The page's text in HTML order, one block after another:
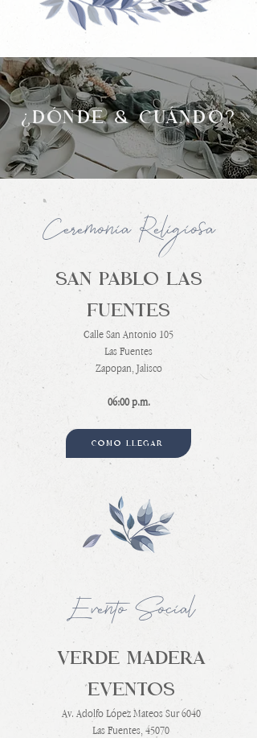
¿DÓNDE & CUÁNDO?
Ceremonia Religiosa
SAN PABLO LAS
FUENTES
Calle San Antonio 105
Las Fuentes
Zapopan, Jalisco
06:00 p.m.
CÓMO LLEGAR
Evento Social
VERDE MADERA
EVENTOS
Av. Adolfo López Mateos Sur 6040
Las Fuentes, 45070